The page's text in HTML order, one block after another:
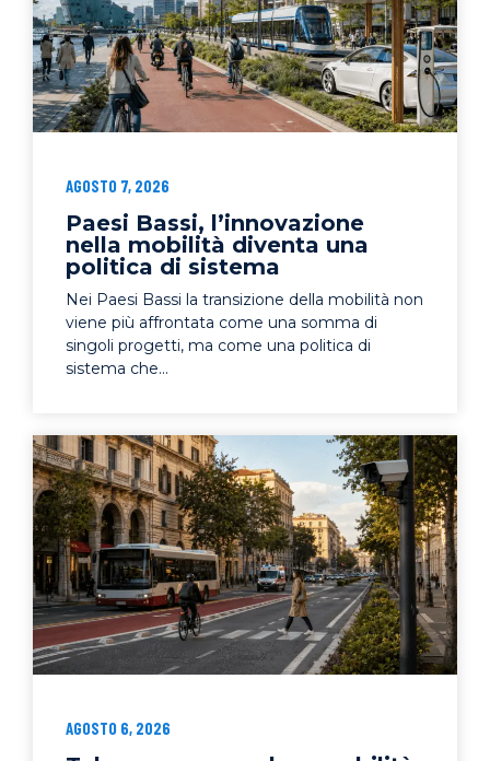
AGOSTO 7, 2026
Paesi Bassi, l’innovazione
nella mobilità diventa una
politica di sistema
Nei Paesi Bassi la transizione della mobilità non
viene più affrontata come una somma di
singoli progetti, ma come una politica di
sistema che...
AGOSTO 6, 2026